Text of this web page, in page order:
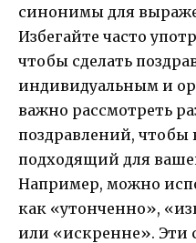
синонимы для
Избегайте часто
чтобы сделать
индивидуальным и
важно рассмотреть
поздравлений, чтобы
подходящий для
Например, можно
как «утонченно»,
или «искренне». Эти